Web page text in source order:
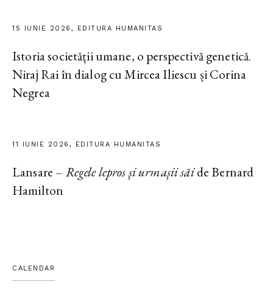
15 IUNIE 2026, EDITURA HUMANITAS
Istoria societății umane, o perspectivă genetică.
Niraj Rai în dialog cu Mircea Iliescu și Corina
Negrea
11 IUNIE 2026, EDITURA HUMANITAS
Lansare – Regele lepros și urmașii săide Bernard
Hamilton
CALENDAR